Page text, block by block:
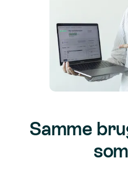
Samme